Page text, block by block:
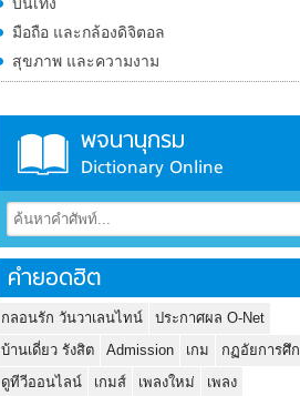
มือถือ และกล้องดิจิตอล
สุขภาพ และความงาม
พจนานุกรม
Dictionary Online
คำยอดฮิต
กลอนรัก วันวาเลนไทน์
ประกาศผล O-Net
บ้านเดี่ยว รังสิต
Admission เกม
กฏอัยการศึก
ดูทีวีออนไลน์
เกมส์ เพลงใหม่
เพลง